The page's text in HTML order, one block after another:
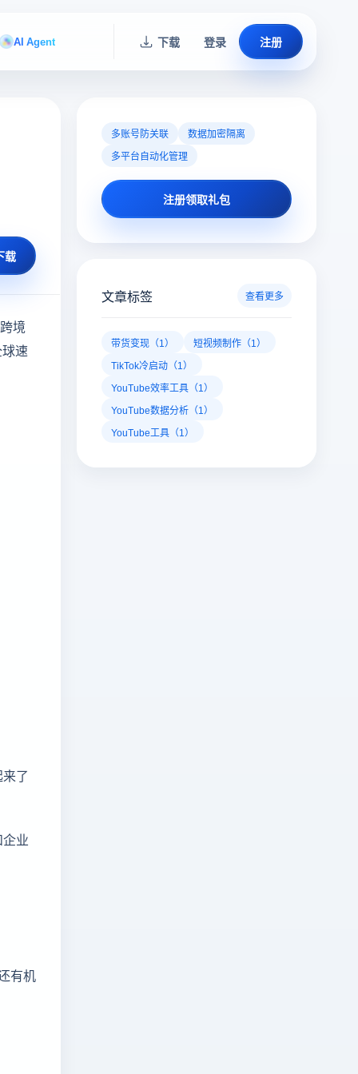
AI Agent 下载 登录 注册
载
境
速
了
业
有机
多账号防关联
数据加密隔离
多平台自动化管理
注册领取礼包
文章标签 查看更多
带货变现（1）
短视频制作（1）
TikTok冷启动（1）
YouTube效率工具（1）
YouTube数据分析（1）
YouTube工具（1）